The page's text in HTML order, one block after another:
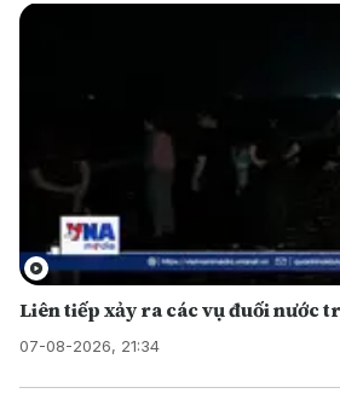
Liên tiếp xảy ra các vụ đuối nước
07-08-2026, 21:34